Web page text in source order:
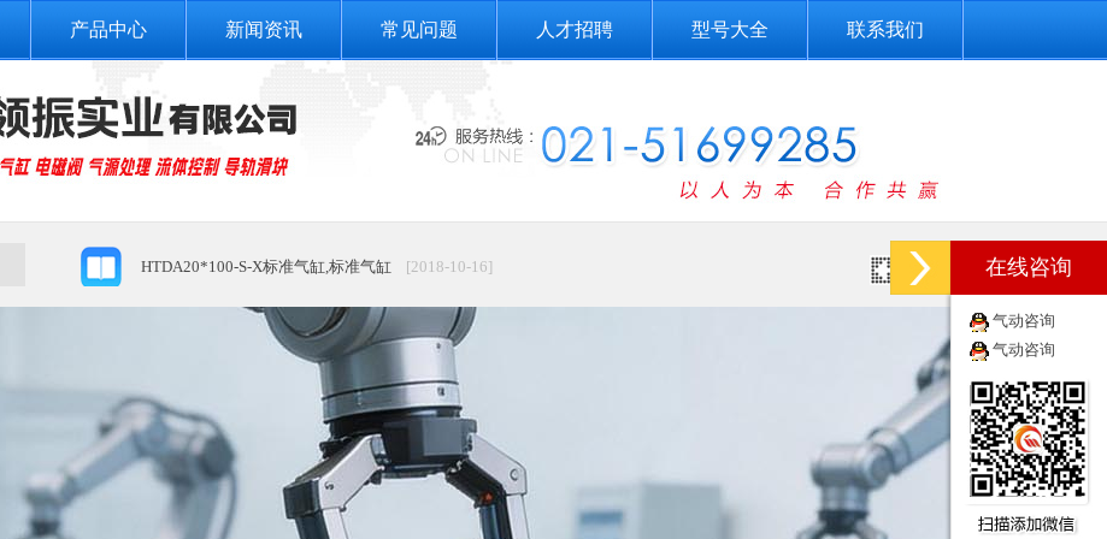
产品中心 新闻资讯 常见问题 人才招聘 型号大全 联系我们
HTDA20*100-S-X标准气缸,标准气缸
[2018-10-16]
标准气缸_sc63x75拉杆式气缸_SC标准气缸 SC63X75
[2018-10-16]
[2018-10-16]
高州市深镇九寨沟-广东小九寨沟
[2018-10-16]
三部门发文提出，到2020年我国将形成完善的机器人产业体…
电脉冲电磁阀具有哪些智能化性能
[2018-10-16]
电动执行元件气动符号
[2018-10-17]
在线咨询
气动咨询
气动咨询